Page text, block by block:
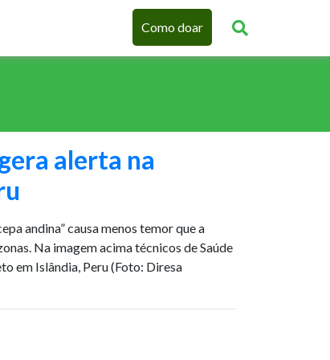
Como doar
alerta na
andina” causa menos temor que a
Na imagem acima técnicos de Saúde
em Islândia, Peru (Foto: Diresa